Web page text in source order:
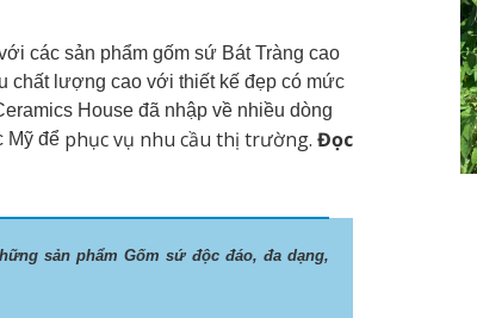
các sản phẩm gốm sứ Bát Tràng cao
chất lượng cao với thiết kế đẹp có mức
House đã nhập về nhiều dòng
Mỹ để phục vụ nhu cầu thị trường. Đọc
sản phẩm Gốm sứ độc đáo, đa dạng,